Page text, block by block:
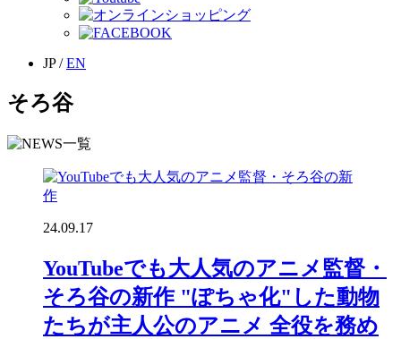
JP/EN
そろ谷
24.09.17
YouTubeでも大人気のアニメ監督・
そろ谷の新作 "ぽちゃ化"した動物
たちが主人公のアニメ 全役を務め